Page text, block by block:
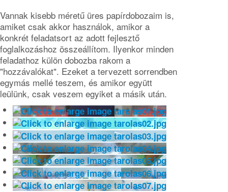
Vannak kisebb méretű üres papírdobozaim is,
amiket csak akkor használok, amikor a
konkrét feladatsort az adott fejlesztő
foglalkozáshoz összeállítom. Ilyenkor minden
feladathoz külön dobozba rakom a
"hozzávalókat". Ezeket a tervezett sorrendben
egymás mellé teszem, és amikor együtt
leülünk, csak veszem egyiket a másik után.